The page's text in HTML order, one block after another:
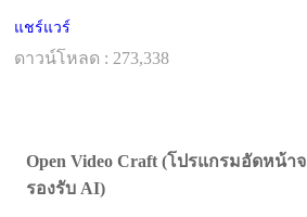
แชร์แวร์
ดาวน์โหลด : 273,338
Open Video Craft (โปรแกรมอัดหน้า
รองรับ AI)